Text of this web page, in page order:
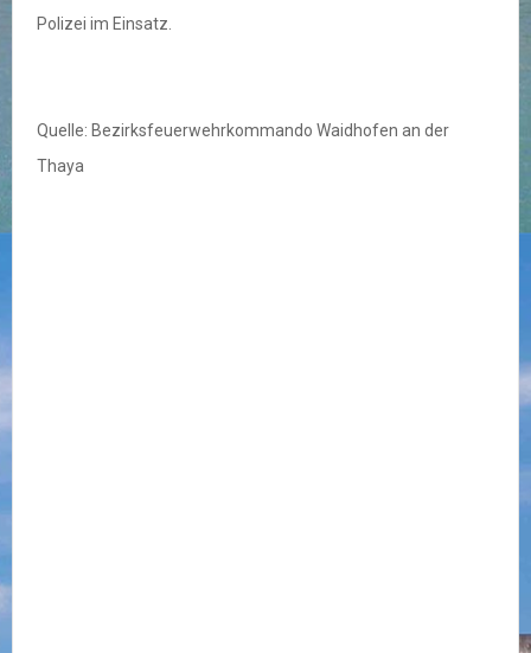
Polizei im Einsatz.
Quelle: Bezirksfeuerwehrkommando Waidhofen an der
Thaya